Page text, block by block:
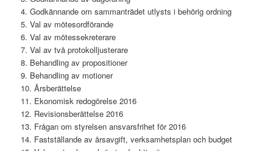
4. Godkännande om sammanträdet utlysts i behörig ordning
5. Val av mötesordförande
6. Val av mötessekreterare
7. Val av två protokolljusterare
8. Behandling av propositioner
9. Behandling av motioner
10. Årsberättelse
11. Ekonomisk redogörelse 2016
12. Revisionsberättelse 2016
13. Frågan om styrelsen ansvarsfrihet för 2016
14. Fastställande av årsavgift, verksamhetsplan och budget